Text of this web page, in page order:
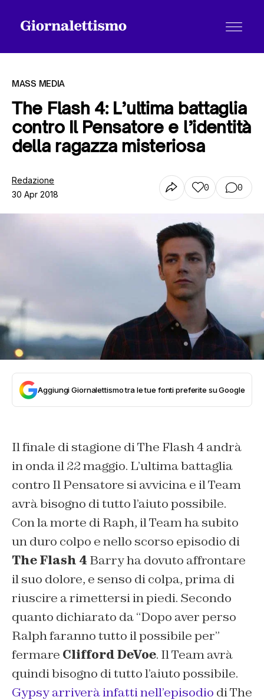
Tutti gli articoli
Chi siamo
MASS MEDIA
The Flash 4: L’ultima battaglia
contro Il Pensatore e l’identità
della ragazza misteriosa
Redazione
30 Apr 2018
0 0
Aggiungi Giornalettismo tra le tue fonti preferite su Google
Il finale di stagione di The Flash 4 andrà
in onda il 22 maggio. L’ultima battaglia
contro Il Pensatore si avvicina e il Team
avrà bisogno di tutto l’aiuto possibile.
Con la morte di Raph, il Team ha subito
un duro colpo e nello scorso episodio di
The Flash 4 Barry ha dovuto affrontare
il suo dolore, e senso di colpa, prima di
riuscire a rimettersi in piedi. Secondo
quanto dichiarato da “Dopo aver perso
Ralph faranno tutto il possibile per”
fermare Clifford DeVoe. Il Team avrà
quindi bisogno di tutto l’aiuto possibile.
Gypsy arriverà infatti nell’episodio di The